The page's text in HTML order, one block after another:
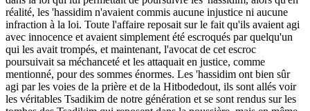
réalité, les 'hassidim n'avaient commis aucune injustice ni aucune
infraction à la loi. Toute l'affaire reposait sur le fait qu'ils avaient agi
avec innocence et avaient simplement été escroqués par quelqu'un
qui les avait trompés, et maintenant, l'avocat de cet escroc
poursuivait sa méchanceté et les attaquait en justice, comme
mentionné, pour des sommes énormes. Les 'hassidim ont bien sûr
agi par les voies de la prière et de la Hitbodedout, ils sont allés voir
les véritables Tsadikim de notre génération et se sont rendus sur les